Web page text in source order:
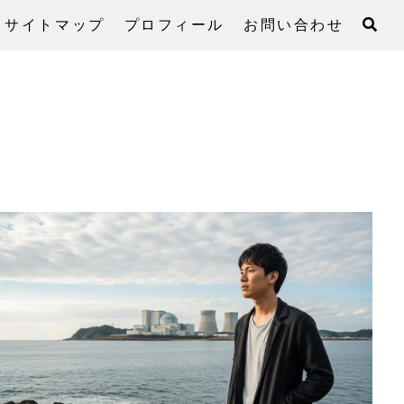
サイトマップ プロフィール お問い合わせ